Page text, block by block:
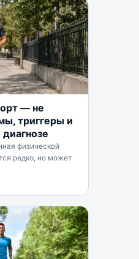
— не
триггеры и
физической
редко, но может